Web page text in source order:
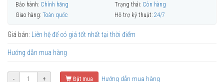
Bảo hành: Chính hãng Trạng thái: Còn hàng
Giao hàng: Toàn quốc Hỗ trợ kỹ thuật: 24/7
Giá bán: Liên hệ để có giá tốt nhất tại thời điểm
Hướng dẫn mua hàng
- + Đặt mua Hướng dẫn mua hàng